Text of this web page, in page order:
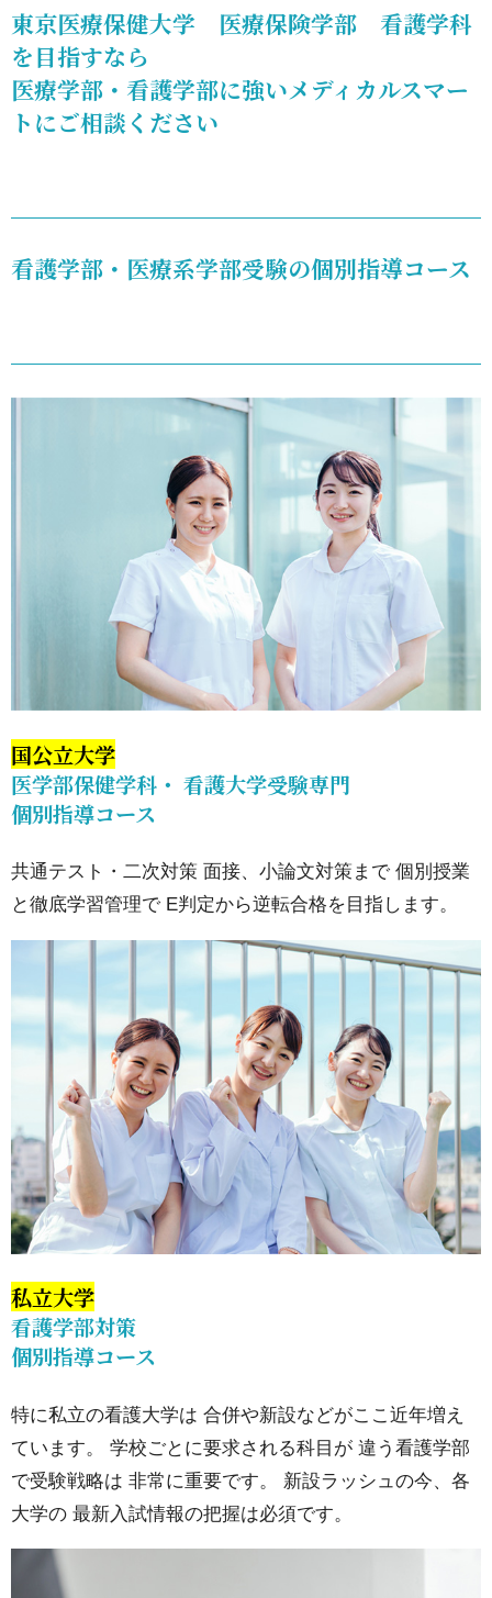
ス
10.1.
和歌山
看護学
和歌
医療
保健
大
医療
保険
看護
学科
を目
指す
なら
医療
学
部・
学部
に強
いメ
カル
スマ
ート
にご
相談
くだ
東京医療保健大学 医療保険学部 看護学科
を目指すなら
医療学部・看護学部に強いメディカルスマー
トにご相談ください
看護学部・医療系学部受験の個別指導コース
国公立大学
医学部保健学科・ 看護大学受験専門
個別指導コース
共通テスト・二次対策 面接、小論文対策まで 個別授業
と徹底学習管理で E判定から逆転合格を目指します。
私立大学
看護学部対策
個別指導コース
特に私立の看護大学は 合併や新設などがここ近年増え
ています。 学校ごとに要求される科目が 違う看護学部
で受験戦略は 非常に重要です。 新設ラッシュの今、各
大学の 最新入試情報の把握は必須です。